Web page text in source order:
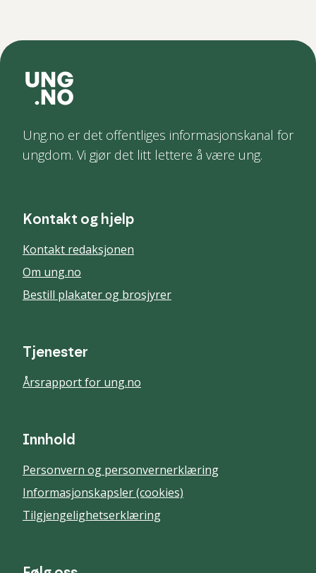
Ung.no er det offentliges informasjonskanal for
ungdom. Vi gjør det litt lettere å være ung.
Kontakt og hjelp
Kontakt redaksjonen
Om ung.no
Bestill plakater og brosjyrer
Tjenester
Årsrapport for ung.no
Innhold
Personvern og personvernerklæring
Informasjonskapsler (cookies)
Tilgjengelighetserklæring